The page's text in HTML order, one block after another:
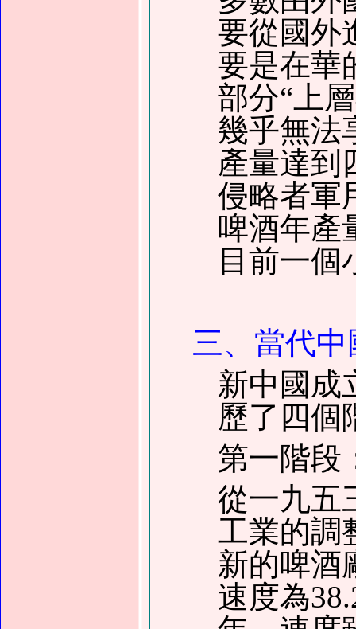
要從國外
要是在華
部分“上
幾乎無法
產量達到
侵略者軍
啤酒年產
目前一個
三、當代
新中國成
歷了四個
第一階段
從一九五
工業的調
新的啤酒
速度為